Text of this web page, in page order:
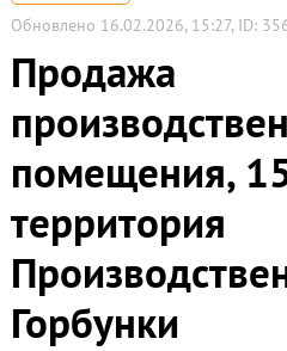
Обновлено 16.02.2026, 15:27, ID:
Продажа
помещения,
территория
Горбунки